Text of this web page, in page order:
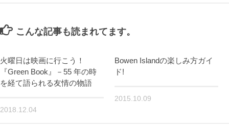
こんな記事も読まれてます。
火曜日は映画に行こう！
『Green Book』－55 年の時
を経て語られる友情の物語
2018.12.04
Bowen Islandの楽しみ方ガイ
ド!
2015.10.09